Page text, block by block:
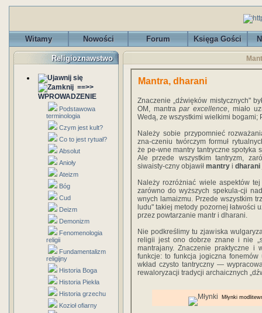
Witamy Nowości Forum Księga Gości
Religioznawstwo
==>>
WPROWADZENIE
Podstawowa
terminologia
Czym jest kult?
Co to jest rytuał?
Absolut
Anioły
Ateizm
Bóg
Cud
Deizm
Demonizm
Fenomenologia
religii
Fundamentalizm
religijny
Historia Boga
Historia Piekła
Historia grzechu
Kozioł ofiarny
Mantra, dharani
Znaczenie „dźwięków mistycznych"
OM, mantrapar excellence, miało
Wedą, ze wszystkimi wielkimi
Należy sobie przypomnieć
zna-czeniu twórczym formuł
że pe-wne mantry tantryczne spotyka
Ale przede wszystkim tantryzm,
siwaisty-czny objawił mantry i dharani
Należy rozróżniać wiele aspektów
zarówno do wyższych spekula-cji
wnych lamaizmu. Przede wszystkim
ludu" takiej metody pozornej łatwości
przez powtarzanie mantr i dharani.
Nie podkreślimy tu zjawiska
religii jest ono dobrze znane i nie
mantrajany. Znaczenie praktyczne i
funkcje: to funkcja jogiczna fonemów
wkład czysto tantryczny —
rewaloryzacji tradycji archaicznych
Młynki